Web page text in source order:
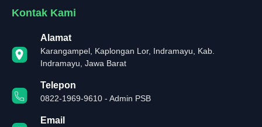
Kontak Kami
Alamat
Karangampel, Kaplongan Lor, Indramayu, Kab.
Indramayu, Jawa Barat
Telepon
0822-1969-9610 - Admin PSB
Email